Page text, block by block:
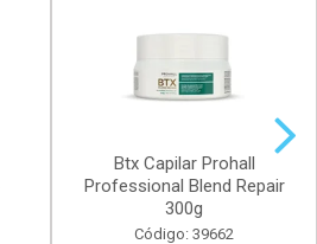
Btx Capilar Prohall
Professional Blend Repair
300g
Código: 39662